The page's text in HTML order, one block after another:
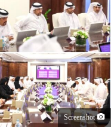
Screenshot